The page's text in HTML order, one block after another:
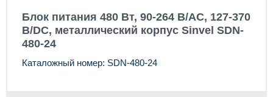
Блок питания 480 Вт, 90-264 В/AC, 127-370
В/DC, металлический корпус Sinvel SDN-
480-24
Каталожный номер: SDN-480-24